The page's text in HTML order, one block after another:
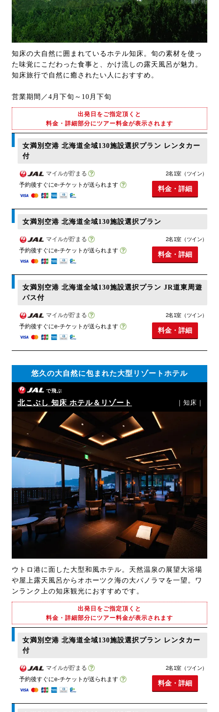
知床の大自然に囲まれているホテル知床。旬の素材を使っ
た味覚にこだわった食事と、かけ流しの露天風呂が魅力。
知床旅行で自然に癒されたい人におすすめ。
営業期間／4月下旬～10月下旬
出発日をご指定頂くと
料金・詳細部分にツアー料金が表示されます
女満別空港 北海道全域130施設選択プラン レンタカー
付
マイルが貯まる
予約後すぐにe-チケットが送られます
2名1室（ツイン）
料金・詳細
女満別空港 北海道全域130施設選択プラン
マイルが貯まる
予約後すぐにe-チケットが送られます
2名1室（ツイン）
料金・詳細
女満別空港 北海道全域130施設選択プラン JR道東周遊
パス付
マイルが貯まる
予約後すぐにe-チケットが送られます
2名1室（ツイン）
料金・詳細
悠久の大自然に包まれた大型リゾートホテル
で飛ぶ
北こぶし 知床 ホテル＆リゾート ｜知床｜
ウトロ港に面した大型和風ホテル。天然温泉の展望大浴場
や屋上露天風呂からオホーツク海の大パノラマを一望。ワ
ンランク上の知床観光におすすめです。
出発日をご指定頂くと
料金・詳細部分にツアー料金が表示されます
女満別空港 北海道全域130施設選択プラン レンタカー
付
マイルが貯まる
予約後すぐにe-チケットが送られます
2名1室（ツイン）
料金・詳細